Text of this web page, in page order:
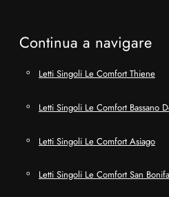
Continua a navigare
Letti Singoli Le Comfort Thiene
Letti Singoli Le Comfort Bassano
Letti Singoli Le Comfort Asiago
Letti Singoli Le Comfort San